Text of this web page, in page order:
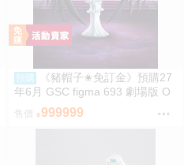
預購
《豬帽子✬免訂金》預購27
年6月 GSC figma 693 劇場版 O
VERLORD 聖王國篇 雅兒貝德 0
913
售價 999999